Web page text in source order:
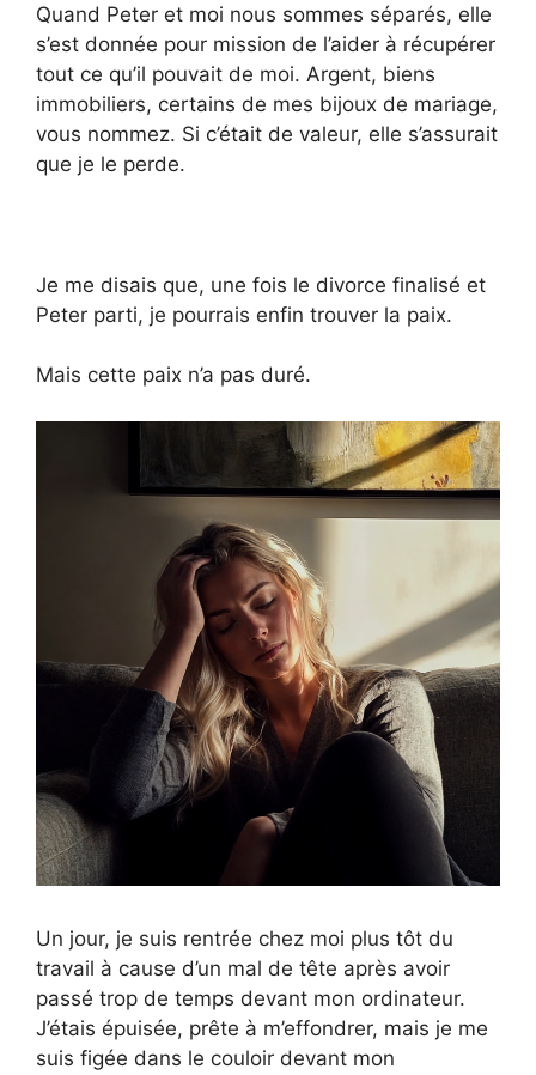
Quand Peter et moi nous sommes séparés, elle
s’est donnée pour mission de l’aider à récupérer
tout ce qu’il pouvait de moi. Argent, biens
immobiliers, certains de mes bijoux de mariage,
vous nommez. Si c’était de valeur, elle s’assurait
que je le perde.
Je me disais que, une fois le divorce finalisé et
Peter parti, je pourrais enfin trouver la paix.
Mais cette paix n’a pas duré.
Un jour, je suis rentrée chez moi plus tôt du
travail à cause d’un mal de tête après avoir
passé trop de temps devant mon ordinateur.
J’étais épuisée, prête à m’effondrer, mais je me
suis figée dans le couloir devant mon